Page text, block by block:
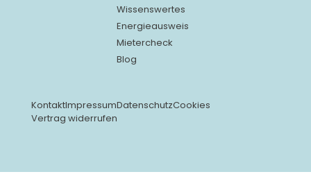
Wissenswertes
Energieausweis
Mietercheck
Blog
KontaktImpressumDatenschutzCookies
Vertrag widerrufen